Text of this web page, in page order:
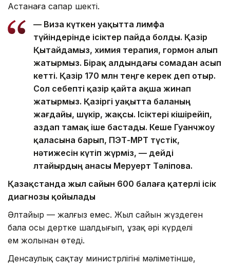
Астанаға сапар шекті.
— Виза күткен уақытта лимфа
түйіндерінде ісіктер пайда болды. Қазір
Қытайдамыз, химия терапия, гормон алып
жатырмыз. Бірақ алдындағы сомадан асып
кетті. Қазір 170 млн теңге керек деп отыр.
Сол себепті қазір қайта ақша жинап
жатырмыз. Қазіргі уақытта баланың
жағдайы, шүкір, жақсы. Ісіктері кішірейіп,
аздап тамақ іше бастады. Кеше Гуанчжоу
қаласына барып, ПЭТ-МРТ түстік,
нәтижесін күтіп жүрміз, — дейді
Әлтайырдың анасы Меруерт Тәліпова.
Қазақстанда жыл сайын 600 балаға қатерлі ісік
диагнозы қойылады
Әлтайыр — жалғыз емес. Жыл сайын жүздеген
бала осы дертке шалдығып, ұзақ әрі күрделі
ем жолынан өтеді.
Денсаулық сақтау министрлігінің мәліметінше,